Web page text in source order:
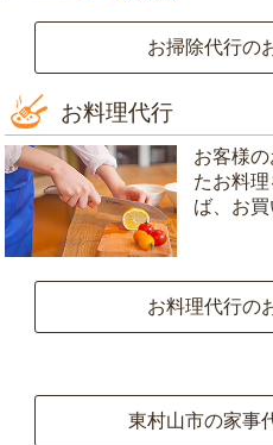
お掃除代行の
お料理代行
お客様
たお料
ば、お買
お料理代行の
東村山市の家事